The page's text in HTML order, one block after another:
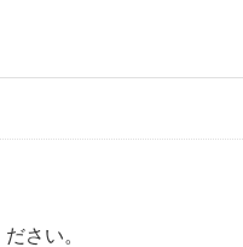
さい。